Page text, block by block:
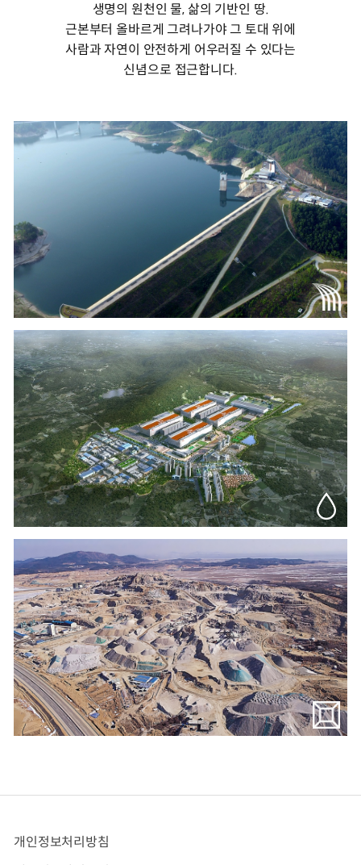
생명의 원천인 물, 삶의 기반인 땅.
근본부터 올바르게 그려나가야 그 토대 위에
사람과 자연이 안전하게 어우러질 수 있다는
신념으로 접근합니다.
개인정보처리방침